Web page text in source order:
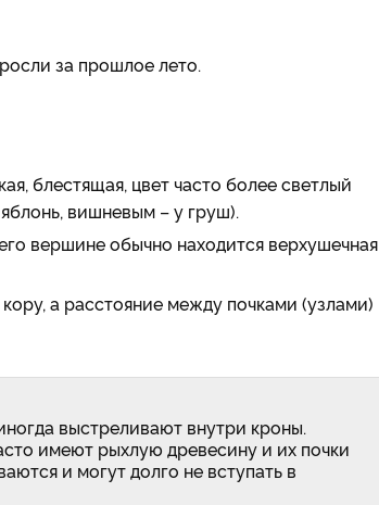
за прошлое лето.
блестящая, цвет часто более светлый
вишневым – у груш).
вершине обычно находится верхушечная
а расстояние между почками (узлами)
выстреливают внутри кроны.
имеют рыхлую древесину и их почки
и могут долго не вступать в